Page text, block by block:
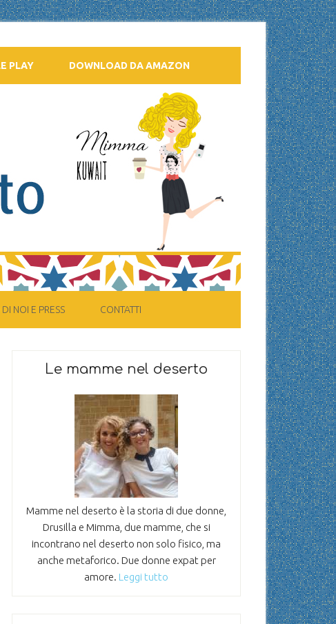
PLAY DOWNLOAD DA AMAZON
NOI E PRESS CONTATTI
Le mamme nel deserto
Mamme nel deserto è la storia di due donne,
Drusilla e Mimma, due mamme, che si
incontrano nel deserto non solo fisico, ma
anche metaforico. Due donne expat per
amore. Leggi tutto